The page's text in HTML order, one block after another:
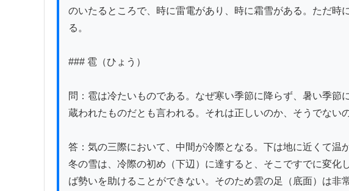
のいたるところで、時に雷電があり、時に霜雪がある。ただ
る。
### 雹（ひょう）
問：雹は冷たいものである。なぜ寒い季節に降らず、暑い季
蔵われたものだとも言われる。それは正しいのか、そうでないの
答：気の三際において、中間が冷際となる。下は地に近くて
冬の雪は、冷際の初め（下辺）に達すると、そこですでに変
ば勢いを助けることができない。そのため雲の足（底面）は